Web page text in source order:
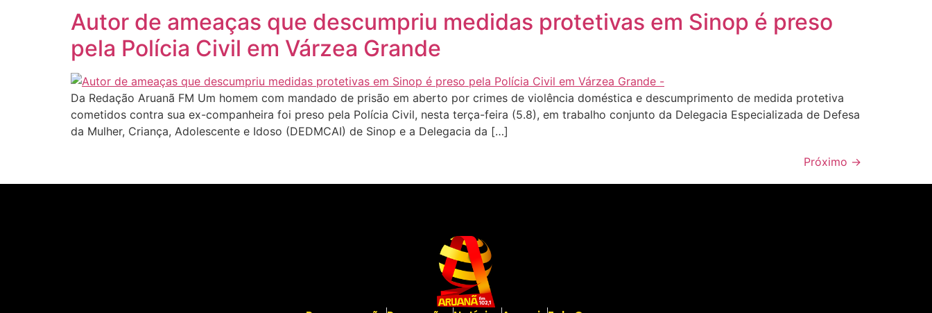
Autor de ameaças que descumpriu medidas protetivas em Sinop é preso
pela Polícia Civil em Várzea Grande
Da Redação Aruanã FM Um homem com mandado de prisão em aberto por crimes de violência doméstica e descumprimento de medida protetiva
cometidos contra sua ex-companheira foi preso pela Polícia Civil, nesta terça-feira (5.8), em trabalho conjunto da Delegacia Especializada de Defesa
da Mulher, Criança, Adolescente e Idoso (DEDMCAI) de Sinop e a Delegacia da […]
Próximo →